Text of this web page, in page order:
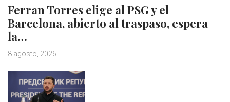
Ferran Torres elige al PSG y el
Barcelona, abierto al traspaso, espera
la…
8 agosto, 2026